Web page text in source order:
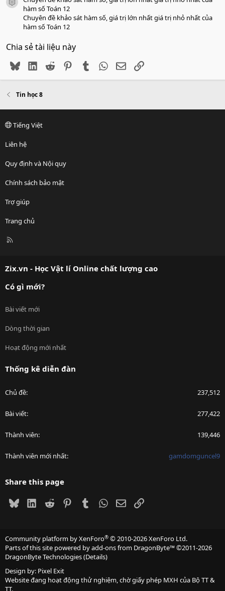
icon tài liệu
hàm số Toán 12
Chuyên đề khảo sát hàm số, giá trị lớn nhất giá trị nhỏ nhất của
hàm số Toán 12
Chia sẻ tài liệu này
BlueskyLinkedIn
Reddit PinterestTumblr WhatsApp
EmailLink
Tin học 8
Tiếng Việt
Liên hệ
Quy định và Nội quy
Chính sách bảo mật
Trợ giúp
Trang chủ
R
Zix.vn - Học Vật lí Online chất lượng cao
Có gì mới?
Bài viết mới
Dòng thời gian
Hoạt động mới nhất
Thống kê diễn đàn
Chủ đề 237,512
Bài viết 277,422
Thành viên 139,446
Thành viên mới nhất gamdomguncel9
Share this page
BlueskyLinkedIn
Reddit PinterestTumblrWhatsApp
EmailLink
Community platform by XenForo® © 2010-2026 XenForo Ltd.
Parts of this site powered byadd-ons from DragonByte™©2011-2026
DragonByte Technologies(Details)
Design by: Pixel Exit
Website đang hoạt động thử nghiệm, chờ giấy phép MXH của Bộ TT &